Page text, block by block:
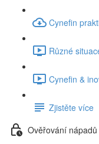
Cynefin
Různé
Cynefin &
Zjistěte více
Ověřování nápadů